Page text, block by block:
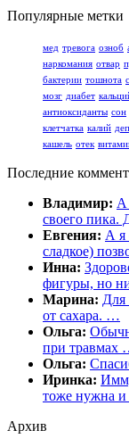
Популярные метки
мед тревога озноб
наркомания отвар
бактерии тошнота
мозг диабет
антиоксиданты сон
клетчатка калий
кашель отек
Последние
Владимир: А
своего
Евгения: А я
сладкое)
Инна:
фигуры, но
Марина: Для
от сахара. …
Ольга:
при травмах
Ольга:
Иринка:
тоже нужна
Архив